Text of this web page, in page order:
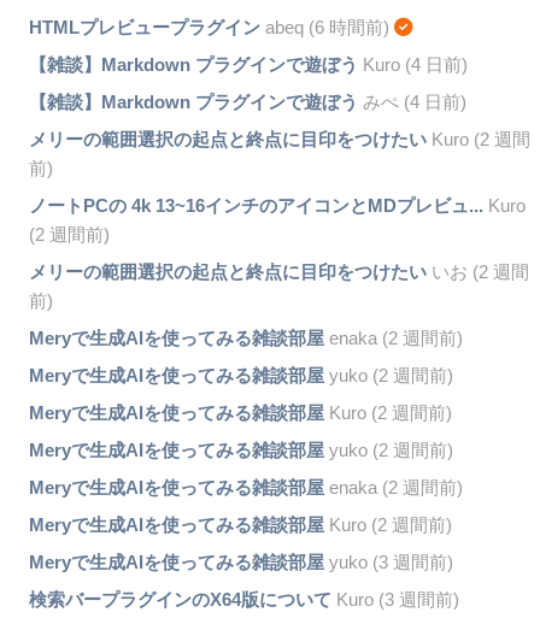
HTMLプレビュープラグインabeq (6 時間前)
【雑談】Markdown プラグインで遊ぼう Kuro (4 日前)
【雑談】Markdown プラグインで遊ぼう みぺ (4 日前)
メリーの範囲選択の起点と終点に目印をつけたいKuro (2 週間
前)
ノートPCの 4k 13~16インチのアイコンとMDプレビュ... Kuro
(2 週間前)
メリーの範囲選択の起点と終点に目印をつけたいいお (2 週間
前)
Meryで生成AIを使ってみる雑談部屋enaka (2 週間前)
Meryで生成AIを使ってみる雑談部屋yuko (2 週間前)
Meryで生成AIを使ってみる雑談部屋Kuro (2 週間前)
Meryで生成AIを使ってみる雑談部屋yuko (2 週間前)
Meryで生成AIを使ってみる雑談部屋enaka (2 週間前)
Meryで生成AIを使ってみる雑談部屋Kuro (2 週間前)
Meryで生成AIを使ってみる雑談部屋yuko (3 週間前)
検索バープラグインのX64版について Kuro (3 週間前)